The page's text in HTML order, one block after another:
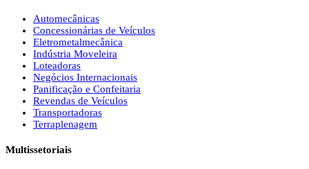
Automecânicas
Concessionárias de Veículos
Eletrometalmecânica
Indústria Moveleira
Loteadoras
Negócios Internacionais
Panificação e Confeitaria
Revendas de Veículos
Transportadoras
Terraplenagem
Multissetoriais